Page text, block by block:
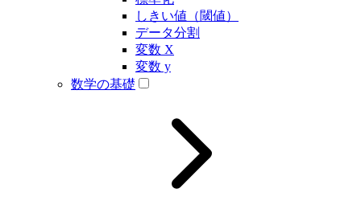
しきい値（閾値）
データ分割
変数 X
変数 y
数学の基礎